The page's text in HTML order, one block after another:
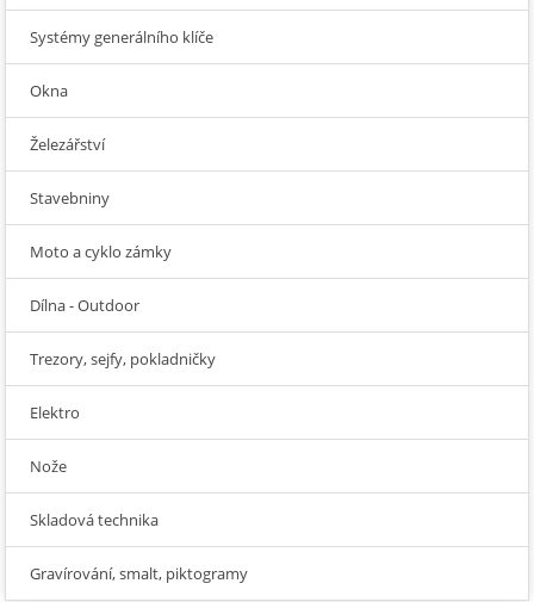
Systémy generálního klíče
Okna
Železářství
Stavebniny
Moto a cyklo zámky
Dílna - Outdoor
Trezory, sejfy, pokladničky
Elektro
Nože
Skladová technika
Gravírování, smalt, piktogramy